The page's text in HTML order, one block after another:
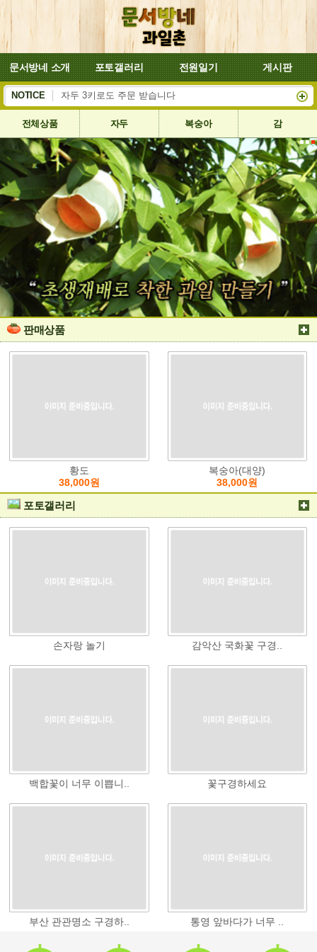
문서방네 소개 포토갤러리 전원일기 게시판
NOTICE 자두 3키로도 주문 받습니다
복숭아 대양이 잘 익어서 8월4일부터 배송합니다
전체상품 자두 복숭아 감
판매상품
황도
38,000원
복숭아(대양)
38,000원
포토갤러리
손자랑 놀기 감악산 국화꽃 구경..
백합꽃이 너무 이쁩니.. 꽃구경하세요
부산 관관명소 구경하.. 통영 앞바다가 너무 ..